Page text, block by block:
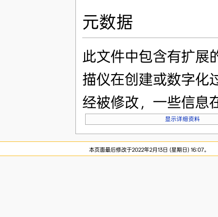
元数据
此文件中包含有扩展
描仪在创建或数字化
经被修改，一些信息
显示详细资料
本页面最后修改于2022年2月13日 (星期日) 16:07。